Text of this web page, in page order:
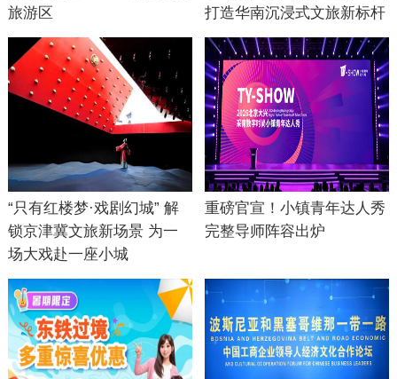
旅游区
打造华南沉浸式文旅新标杆
“只有红楼梦·戏剧幻城” 解
锁京津冀文旅新场景 为一
场大戏赴一座小城
重磅官宣！小镇青年达人秀
完整导师阵容出炉